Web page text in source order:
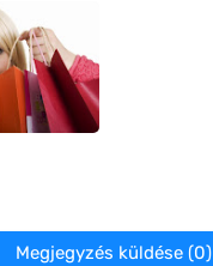
Megjegyzés küldése (0)